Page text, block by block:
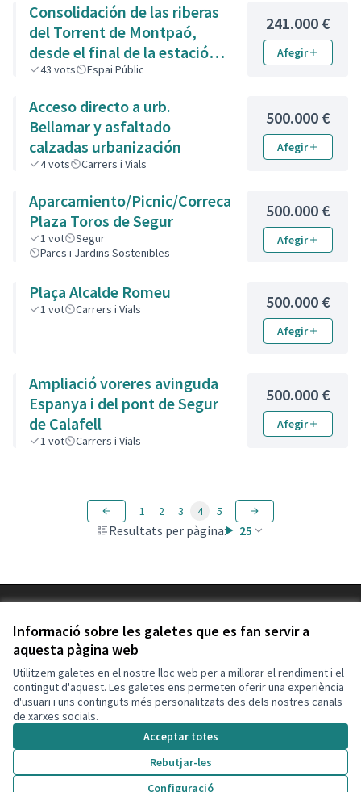
Informació sobre les galetes que es fan servir a
aquesta pàgina web
Utilitzem galetes en el nostre lloc web per a millorar el rendiment i el
contingut d'aquest. Les galetes ens permeten oferir una experiència
d'usuari i uns continguts més personalitzats des dels nostres canals
de xarxes socials.
Acceptar totes
Rebutjar-les
Configuració
Consolidación de las riberas
del Torrent de Montpaó,
desde el final de la estación
de la Renfe hasta la zona de
43 vots Espai Públic
241.000 €
Afegir
Acceso directo a urb.
Bellamar y asfaltado
calzadas urbanización
4vots Carrers i Vials
500.000 €
Afegir
Aparcamiento/Picnic/Correcan
Plaza Toros de Segur
1 vot
Segur
Parcs i Jardins Sostenibles
500.000 €
Afegir
Plaça Alcalde Romeu
1 vot Carrers i Vials 500.000 €
Afegir
Ampliació voreres avinguda
Espanya i del pont de Segur
de Calafell
1 vot Carrers i Vials
500.000 €
Afegir
Resultats per pàgina: 25
1 2 3 4 5
Configuració de les galetes
Decidim Calafell a X
(Enllaç extern)
Decidim Calafell a Facebook
(Enllaç extern)
Decidim Calafell a YouTube
(Enllaç extern)
Decidim Calafell a GitHub
(Enllaç extern)
(Enllaç extern)programari lliure
(Enllaç extern)
.